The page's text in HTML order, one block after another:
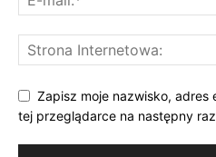
Zapisz moje nazwisko, adres
tej przeglądarce na następny